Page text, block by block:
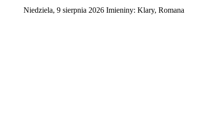
Niedziela, 9 sierpnia 2026 Imieniny: Klary, Romana